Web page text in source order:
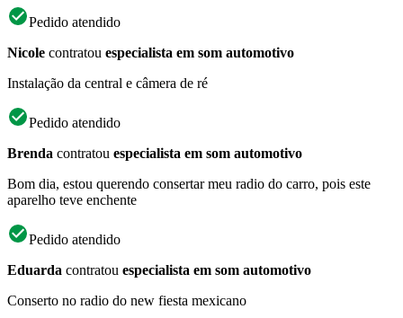
Pedido atendido
Nicole contratou especialista em som automotivo
Instalação da central e câmera de ré
Pedido atendido
Brenda contratou especialista em som automotivo
Bom dia, estou querendo consertar meu radio do carro, pois este
aparelho teve enchente
Pedido atendido
Eduarda contratou especialista em som automotivo
Conserto no radio do new fiesta mexicano